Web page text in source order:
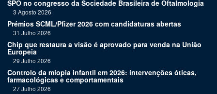
SPO no congresso da Sociedade Brasileira de Oftalmologia
3 Agosto 2026
Prémios SCML/Pfizer 2026 com candidaturas abertas
31 Julho 2026
Chip que restaura a visão é aprovado para venda na União
Europeia
29 Julho 2026
Controlo da miopia infantil em 2026: intervenções óticas,
farmacológicas e comportamentais
27 Julho 2026